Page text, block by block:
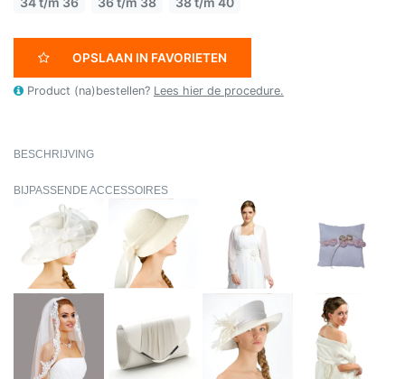
OPSLAAN IN FAVORIETEN
Product (na)bestellen? Lees hier de procedure.
BESCHRIJVING
BIJPASSENDE ACCESSOIRES